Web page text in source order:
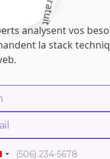
analysent vos
la stack